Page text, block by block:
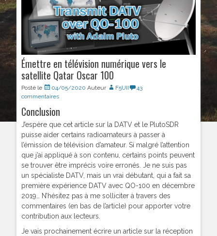
Émettre en télévision numérique vers le
satellite Qatar Oscar 100
Posté le 04/05/2020 Auteur F5UII
43
commentaires
Conclusion
J’espère que cet article sur la DATV et le PlutoSDR
puisse aider certains radioamateurs à passer à
l’émission de télévision d’amateur. Si malgré l’attention
que j’ai appliqué à son contenu, certains points peuvent
se trouver être imprécis voire erronés. Je ne suis pas
un spécialiste DATV, mais un vrai débutant, qui a fait sa
première expérience DATV avec QO-100 en décembre
2019… N’hésitez pas à me solliciter à travers des
commentaires (en bas de l’article) pour apporter votre
contribution aux lecteurs.
Je vais prochainement écrire un article sur la réception